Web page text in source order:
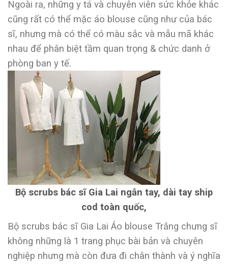
Ngoài ra, những y tá và chuyên viên sức khỏe khác
cũng rất có thể mặc áo blouse cũng như của bác
sĩ, nhưng mà có thể có màu sắc và mẫu mã khác
nhau để phân biệt tầm quan trọng & chức danh ở
phòng ban y tế.
Bộ scrubs bác sĩ Gia Lai ngắn tay, dài tay ship
cod toàn quốc,
Bộ scrubs bác sĩ Gia Lai Áo blouse Trắng chưng sĩ
không những là 1 trang phục bài bản và chuyên
nghiệp nhưng mà còn đưa đi chân thành và ý nghĩa